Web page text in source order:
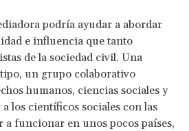
podría ayudar a abordar
e influencia que tanto
de la sociedad civil. Una
un grupo colaborativo
humanos, ciencias sociales y
los científicos sociales con las
a funcionar en unos pocos países,